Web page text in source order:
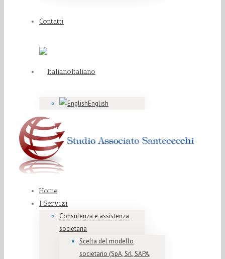
Contatti
Italiano
English
Home
I Servizi
Consulenza e assistenza
societaria
Scelta del modello
societario (SpA, Srl, SAPA,